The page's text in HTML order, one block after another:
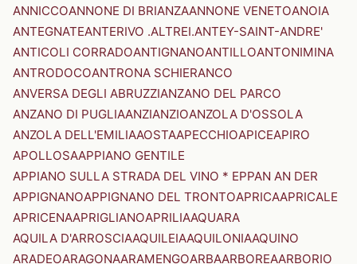
ANNICCOANNONE DI BRIANZAANNONE VENETOANOIA
ANTEGNATEANTERIVO .ALTREI.ANTEY-SAINT-ANDRE'
ANTICOLI CORRADOANTIGNANOANTILLOANTONIMINA
ANTRODOCOANTRONA SCHIERANCO
ANVERSA DEGLI ABRUZZIANZANO DEL PARCO
ANZANO DI PUGLIAANZIANZIOANZOLA D'OSSOLA
ANZOLA DELL'EMILIAAOSTAAPECCHIOAPICEAPIRO
APOLLOSAAPPIANO GENTILE
APPIANO SULLA STRADA DEL VINO * EPPAN AN DER
APPIGNANOAPPIGNANO DEL TRONTOAPRICAAPRICALE
APRICENAAPRIGLIANOAPRILIAAQUARA
AQUILA D'ARROSCIAAQUILEIAAQUILONIAAQUINO
ARADEOARAGONAARAMENGOARBAARBOREAARBORIO